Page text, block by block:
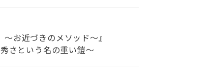
お近づきのメソッド～』
さという名の重い鎧～